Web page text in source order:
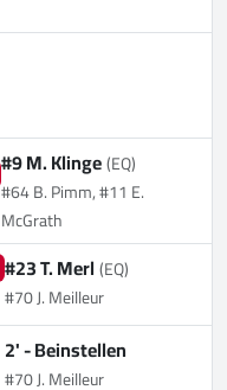
#9 M. Klinge(EQ)
#64 B. Pimm, #11 E.
McGrath
#23 T. Merl(EQ)
#70 J. Meilleur
2' -Beinstellen
#70 J. Meilleur